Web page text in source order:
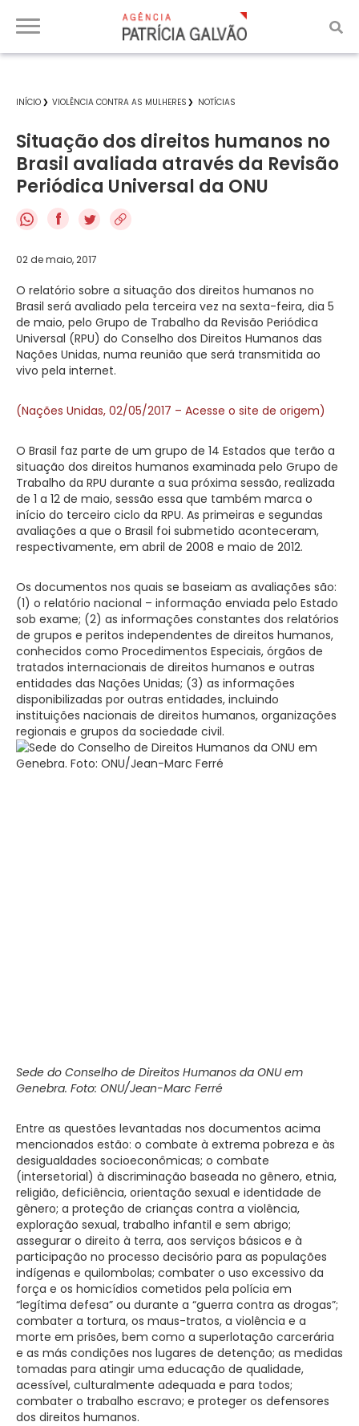
INÍCIO VIOLÊNCIA CONTRA AS MULHERES NOTÍCIAS
Situação dos direitos humanos no
Brasil avaliada através da Revisão
Periódica Universal da ONU
f
02 de maio, 2017
O relatório sobre a situação dos direitos humanos no
Brasil será avaliado pela terceira vez na sexta-feira, dia 5
de maio, pelo Grupo de Trabalho da Revisão Periódica
Universal (RPU) do Conselho dos Direitos Humanos das
Nações Unidas, numa reunião que será transmitida ao
vivo pela internet.
(Nações Unidas, 02/05/2017 – Acesse o site de origem)
O Brasil faz parte de um grupo de 14 Estados que terão a
situação dos direitos humanos examinada pelo Grupo de
Trabalho da RPU durante a sua próxima sessão, realizada
de 1 a 12 de maio, sessão essa que também marca o
início do terceiro ciclo da RPU. As primeiras e segundas
avaliações a que o Brasil foi submetido aconteceram,
respectivamente, em abril de 2008 e maio de 2012.
Os documentos nos quais se baseiam as avaliações são:
(1) o relatório nacional – informação enviada pelo Estado
sob exame; (2) as informações constantes dos relatórios
de grupos e peritos independentes de direitos humanos,
conhecidos como Procedimentos Especiais, órgãos de
tratados internacionais de direitos humanos e outras
entidades das Nações Unidas; (3) as informações
disponibilizadas por outras entidades, incluindo
instituições nacionais de direitos humanos, organizações
regionais e grupos da sociedade civil.
Sede do Conselho de Direitos Humanos da ONU em
Genebra. Foto: ONU/Jean-Marc Ferré
Entre as questões levantadas nos documentos acima
mencionados estão: o combate à extrema pobreza e às
desigualdades socioeconômicas; o combate
(intersetorial) à discriminação baseada no gênero, etnia,
religião, deficiência, orientação sexual e identidade de
gênero; a proteção de crianças contra a violência,
exploração sexual, trabalho infantil e sem abrigo;
assegurar o direito à terra, aos serviços básicos e à
participação no processo decisório para as populações
indígenas e quilombolas; combater o uso excessivo da
força e os homicídios cometidos pela polícia em
“legítima defesa” ou durante a “guerra contra as drogas”;
combater a tortura, os maus-tratos, a violência e a
morte em prisões, bem como a superlotação carcerária
e as más condições nos lugares de detenção; as medidas
tomadas para atingir uma educação de qualidade,
acessível, culturalmente adequada e para todos;
combater o trabalho escravo; e proteger os defensores
dos direitos humanos.